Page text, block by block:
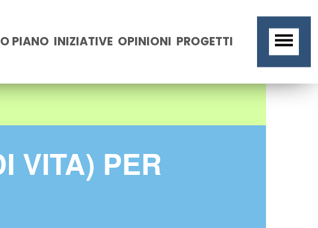
PIANO INIZIATIVE OPINIONI PROGETTI
VITA) PER